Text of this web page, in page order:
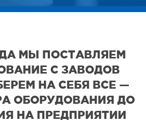
МЫ ПОСТАВЛЯЕМ
С ЗАВОДОВ
НА СЕБЯ ВСЕ —
ОБОРУДОВАНИЯ ДО
НА ПРЕДПРИЯТИИ